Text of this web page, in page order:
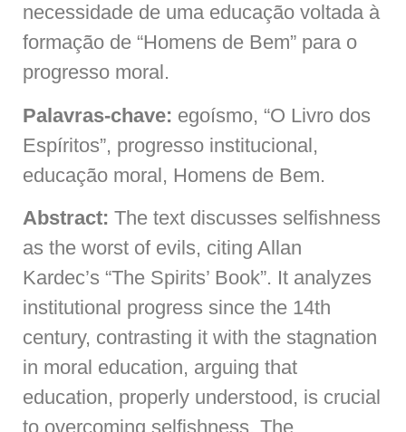
necessidade de uma educação voltada à
formação de “Homens de Bem” para o
progresso moral.
Palavras-chave: egoísmo, “O Livro dos
Espíritos”, progresso institucional,
educação moral, Homens de Bem.
Abstract: The text discusses selfishness
as the worst of evils, citing Allan
Kardec’s “The Spirits’ Book”. It analyzes
institutional progress since the 14th
century, contrasting it with the stagnation
in moral education, arguing that
education, properly understood, is crucial
to overcoming selfishness. The